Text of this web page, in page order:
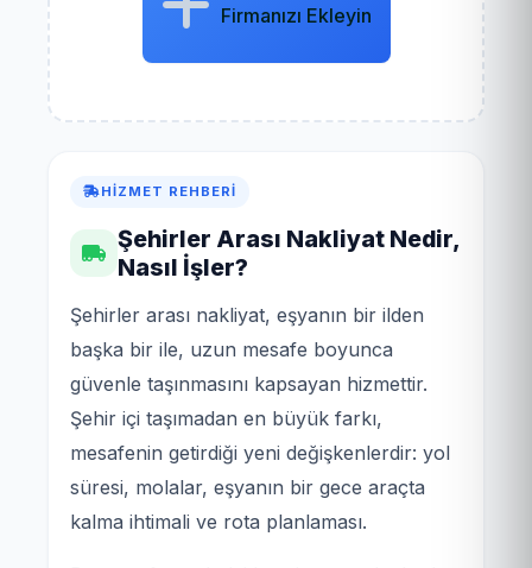
Firmanızı Ekleyin
HIZMET REHBERI
Şehirler Arası Nakliyat Nedir,
Nasıl İşler?
Şehirler arası nakliyat, eşyanın bir ilden
başka bir ile, uzun mesafe boyunca
güvenle taşınmasını kapsayan hizmettir.
Şehir içi taşımadan en büyük farkı,
mesafenin getirdiği yeni değişkenlerdir: yol
süresi, molalar, eşyanın bir gece araçta
kalma ihtimali ve rota planlaması.